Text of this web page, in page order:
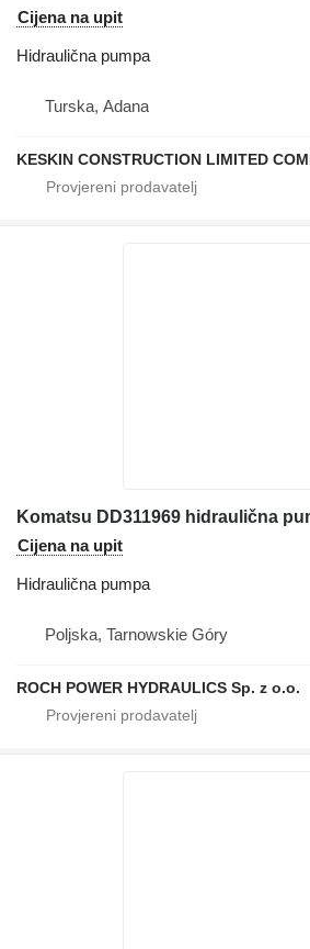
Cijena na upit
Hidraulična pumpa
Turska, Adana
KESKIN CONSTRUCTION LIMITED
Komatsu DD311969 hidraulična
Cijena na upit
Hidraulična pumpa
Poljska, Tarnowskie Góry
ROCH POWER HYDRAULICS Sp. z o.o.